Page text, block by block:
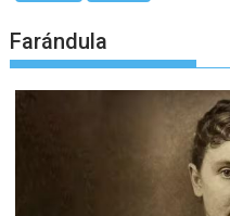
Farándula